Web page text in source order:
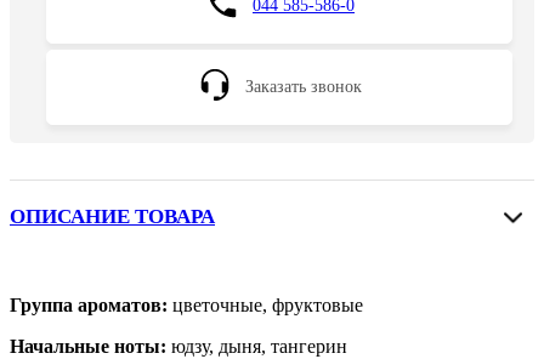
044 585-586-0
Заказать звонок
ОПИСАНИЕ ТОВАРА
Группа ароматов: цветочные, фруктовые
Начальные ноты: юдзу, дыня, тангерин